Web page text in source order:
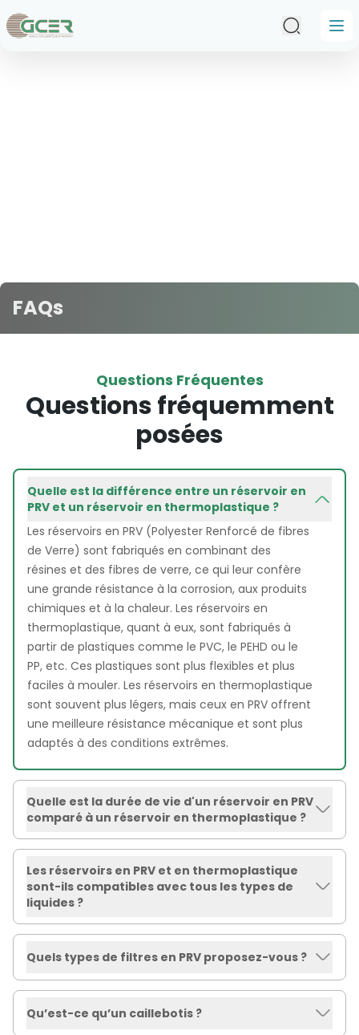
Passer au contenu principal
FAQs
Questions Fréquentes
Questions fréquemment
posées
Quelle est la différence entre un réservoir en
PRV et un réservoir en thermoplastique ?
Les réservoirs en PRV (Polyester Renforcé de fibres
de Verre) sont fabriqués en combinant des
résines et des fibres de verre, ce qui leur confère
une grande résistance à la corrosion, aux produits
chimiques et à la chaleur. Les réservoirs en
thermoplastique, quant à eux, sont fabriqués à
partir de plastiques comme le PVC, le PEHD ou le
PP, etc. Ces plastiques sont plus flexibles et plus
faciles à mouler. Les réservoirs en thermoplastique
sont souvent plus légers, mais ceux en PRV offrent
une meilleure résistance mécanique et sont plus
adaptés à des conditions extrêmes.
Quelle est la durée de vie d'un réservoir en PRV
comparé à un réservoir en thermoplastique ?
Les réservoirs en PRV et en thermoplastique
sont-ils compatibles avec tous les types de
liquides ?
Quels types de filtres en PRV proposez-vous ?
Qu’est-ce qu’un caillebotis ?